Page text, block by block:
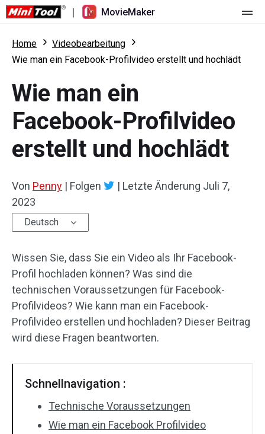
| MovieMaker
Startseite
Preise
Funktionen
Was ist neu
Übersicht
Seitenverhältnis
Geschwindigkeit anpassen/umkehren
Trimmen/Teilen/Zuschneiden
Audioeffekte
Text/Elemente
Videoeffekte
Drehen/Spiegeln
Stapelverarbeitung
Ressourcen
Benutzerhandbuch
Video-Tools
Video-Konverter
Online-Video-Downloader
Home
Videobearbeitung
Wie man ein Facebook-Profilvideo erstellt und hochlädt
Wie man ein
Facebook-Profilvideo
erstellt und hochlädt
Von Penny | Folgen | Letzte Änderung Juli 7,
2023
Deutsch
Wissen Sie, dass Sie ein Video als Ihr Facebook-
Profil hochladen können? Was sind die
technischen Voraussetzungen für Facebook-
Profilvideos? Wie kann man ein Facebook-
Profilvideo erstellen und hochladen? Dieser Beitrag
wird diese Fragen beantworten.
Schnellnavigation :
Technische Voraussetzungen
Wie man ein Facebook Profilvideo